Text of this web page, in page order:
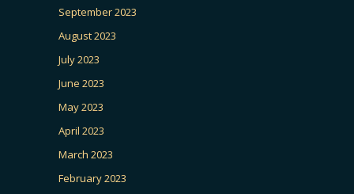
September 2023
August 2023
July 2023
June 2023
May 2023
April 2023
March 2023
February 2023